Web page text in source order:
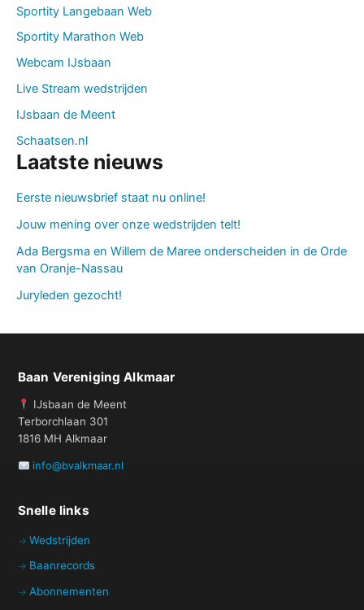
Sportity Langebaan Web
Sportity Marathon Web
Webcam IJsbaan
Live Stream wedstrijden
IJsbaan de Meent
Schaatsen.nl
Laatste nieuws
Eerste nieuwsbrief staat nu online!
Jouw mening over onze wedstrijden telt!
Ada Bergsma en Willem de Maree onderscheiden in de Orde
van Oranje-Nassau
Juryleden gezocht!
Baan Vereniging Alkmaar
IJsbaan de Meent
Terborchlaan 301
1816 MH Alkmaar
info@bvalkmaar.nl
Snelle links
Wedstrijden
Baanrecords
Abonnementen